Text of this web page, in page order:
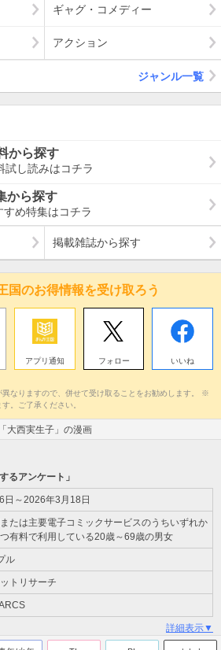
ギャグ・コメディー
アクション
ジャンル一覧
から探す
試し読みはコチラ
から探す
すめ特集はコチラ
掲載雑誌から探す
国のお得情報を受け取ろう
アプリ通知 フォロー いいね
なりますので、併せて受け取ることをお勧めします。 ※
。ご了承ください。
「大西実生子」の漫画
るアンケート」
日～2026年3月18日
たは主要電子コミックサービスのうちいずれか
有料で利用している20歳～69歳の男女
ル
トリサーチ
詳細表示▼